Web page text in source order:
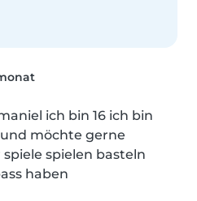
ich bin 16 ich bin
möchte gerne
spielen basteln
haben